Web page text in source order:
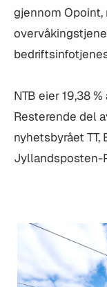
gjennom Opoint,
NTB eier 19,38
Resterende del
nyhetsbyrået
Jyllandsposten-